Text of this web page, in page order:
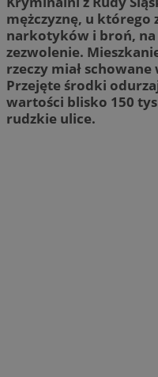
mężczyznę, u którego
narkotyków i broń,
zezwolenie.
rzeczy miał schowane
Przejęte środki
wartości blisko 150
rudzkie ulice.